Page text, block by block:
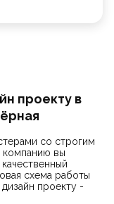
проекту в
со строгим
компанию вы
схема работы
проекту -